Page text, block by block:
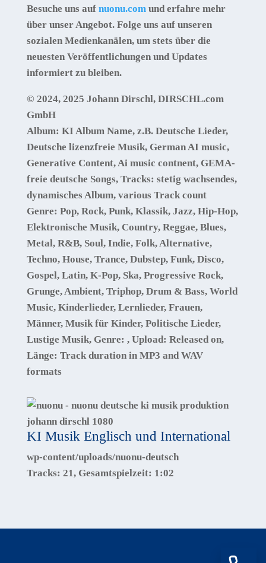
Besuche uns auf nuonu.comund erfahre mehr
über unser Angebot. Folge uns auf unseren
sozialen Medienkanälen, um stets über die
neuesten Veröffentlichungen und Updates
informiert zu bleiben.
© 2024, 2025 Johann Dirschl, DIRSCHL.com
GmbH
Album: KI Album Name, z.B. Deutsche Lieder,
Deutsche lizenzfreie Musik, German AI music,
Generative Content, Ai music contnent, GEMA-
freie deutsche Songs, Tracks: stetig wachsendes,
dynamisches Album, various Track count
Genre: Pop, Rock, Punk, Klassik, Jazz, Hip-Hop,
Elektronische Musik, Country, Reggae, Blues,
Metal, R&B, Soul, Indie, Folk, Alternative,
Techno, House, Trance, Dubstep, Funk, Disco,
Gospel, Latin, K-Pop, Ska, Progressive Rock,
Grunge, Ambient, Triphop, Drum & Bass, World
Music, Kinderlieder, Lernlieder, Frauen,
Männer, Musik für Kinder, Politische Lieder,
Lustige Musik, Genre: , Upload: Released on,
Länge: Track duration in MP3 and WAV
formats
KI Musik Englisch und International
wp-content/uploads/nuonu-deutsch
Tracks: 21, Gesamtspielzeit: 1:02